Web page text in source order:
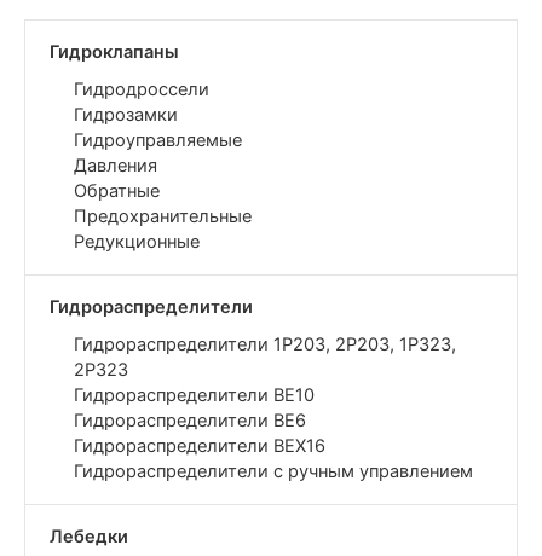
Гидроклапаны
Гидродроссели
Гидрозамки
Гидроуправляемые
Давления
Обратные
Предохранительные
Редукционные
Гидрораспределители
Гидрораспределители 1Р203, 2Р203, 1Р323,
2Р323
Гидрораспределители ВЕ10
Гидрораспределители ВЕ6
Гидрораспределители ВЕХ16
Гидрораспределители с ручным управлением
Лебедки